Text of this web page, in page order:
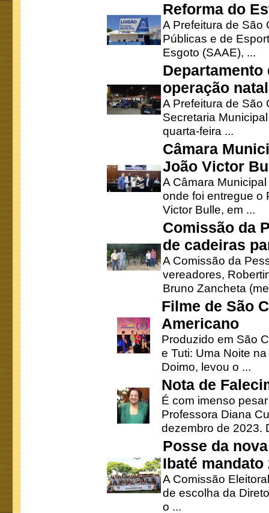
Reforma do
A Prefeitura de São
Públicas e de
Esgoto (SAAE), ...
operação
A Prefeitura de São
Secretaria
quarta-feira ...
Câmara
João Victor
A Câmara
onde foi entregue o
Victor Bulle, em ...
Comissão da
de cadeiras
A Comissão da
vereadores,
Bruno Zancheta
Filme de São
Americano
Produzido em São
e Tuti: Uma Noite
Doimo, levou o ...
Nota de
É com imenso
Professora Diana
dezembro de 2023.
Posse da
Ibaté mandato
A Comissão
de escolha da
o ...